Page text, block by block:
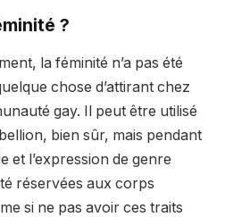
?
la féminité n’a pas été
chose d’attirant chez
gay. Il peut être utilisé
bien sûr, mais pendant
et l’expression de genre
réservées aux corps
si ne pas avoir ces traits